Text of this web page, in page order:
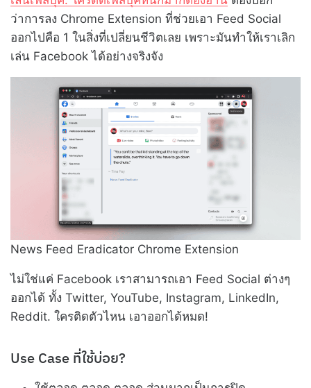
ว่าการลง Chrome Extension ที่ช่วยเอา Feed Social
ออกไปคือ 1 ในสิ่งที่เปลี่ยนชีวิตเลย เพราะมันทำให้เราเลิก
เล่น Facebook ได้อย่างจริงจัง
News Feed Eradicator Chrome Extension
ไม่ใช่แค่ Facebook เราสามารถเอา Feed Social ต่างๆ
ออกได้ ทั้ง Twitter, YouTube, Instagram, LinkedIn,
Reddit. ใครติดตัวไหน เอาออกได้หมด!
Use Case ที่ใช้บ่อย?